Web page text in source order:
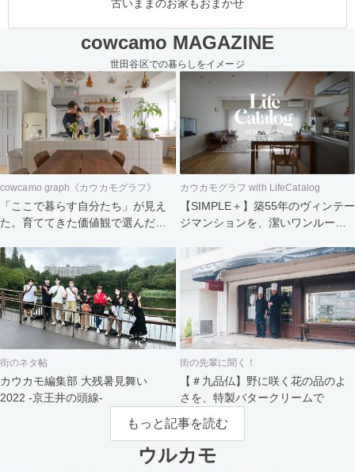
古いままのお家もおまかせ
cowcamo MAGAZINE
世田谷区での暮らしをイメージ
cowcamo graph《カウカモグラフ》
「ここで暮らす自分たち」が見え
た。育ててきた価値観で選んだ住
カウカモグラフ with LifeCatalog
【SIMPLE＋】築55年のヴィンテー
ジマンションを、潔いワンルーム
らし
街のネタ帖
カウカモ編集部 大残暑見舞い
2022 -京王井の頭線-
街の先輩に聞く！
【＃九品仏】野に咲く花の品のよ
さを、特製バタークリームで
もっと記事を読む
ウルカモ